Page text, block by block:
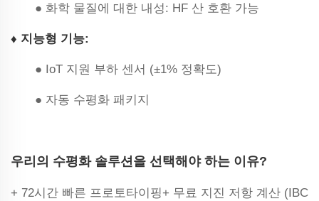
● 화학 물질에 대한 내성: HF 산 호환 가능
♦ 지능형 기능:
● IoT 지원 부하 센서 (±1% 정확도)
● 자동 수평화 패키지
우리의 수평화 솔루션을 선택해야 하는 이유?
+ 72시간 빠른 프로토타이핑+ 무료 지진 저항 계산 (IBC